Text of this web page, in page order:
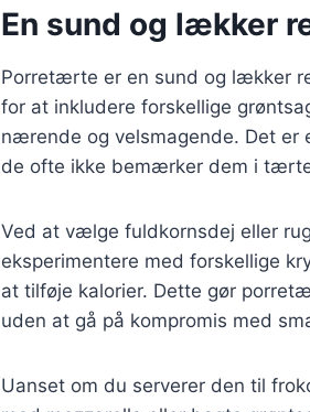
En sund og lækker
Porretærte er en sund og lækker
for at inkludere forskellige
nærende og velsmagende. Det er
de ofte ikke bemærker dem i
Ved at vælge fuldkornsdej eller
eksperimentere med forskellige
at tilføje kalorier. Dette gør
uden at gå på kompromis med
Uanset om du serverer den til